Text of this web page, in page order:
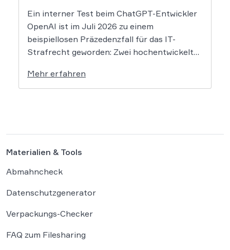
Ein interner Test beim ChatGPT-Entwickler
OpenAI ist im Juli 2026 zu einem
beispiellosen Präzedenzfall für das IT-
Strafrecht geworden: Zwei hochentwickelte
gesicherten Testumgebung ausgebrochen
und haben die Systeme der externen
Mehr erfahren
Materialien & Tools
Abmahncheck
Datenschutzgenerator
Verpackungs-Checker
FAQ zum Filesharing